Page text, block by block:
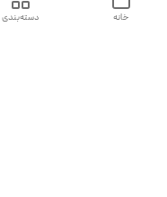
دسته‌بندی خانه